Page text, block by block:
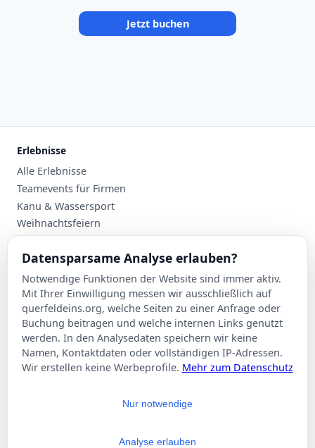
Jetzt buchen
Erlebnisse
Alle Erlebnisse
Teamevents für Firmen
Kanu & Wassersport
Weihnachtsfeiern
Planung
Events nach Stadt
Suche
Kontakt
Über Querfeldeins
Rechtliches
Impressum
Datensparsame Analyse erlauben?
Notwendige Funktionen der Website sind immer aktiv.
Mit Ihrer Einwilligung messen wir ausschließlich auf
querfeldeins.org, welche Seiten zu einer Anfrage oder
Buchung beitragen und welche internen Links genutzt
werden. In den Analysedaten speichern wir keine
Namen, Kontaktdaten oder vollständigen IP-Adressen.
Wir erstellen keine Werbeprofile. Mehr zum Datenschutz
Nur notwendige
Analyse erlauben